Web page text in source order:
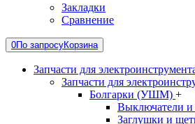
Закладки
Сравнение
0По запросуКорзина
Запчасти для
Запчасти для
Болгарки (УШМ) +
Выключатели и
Заглушки и